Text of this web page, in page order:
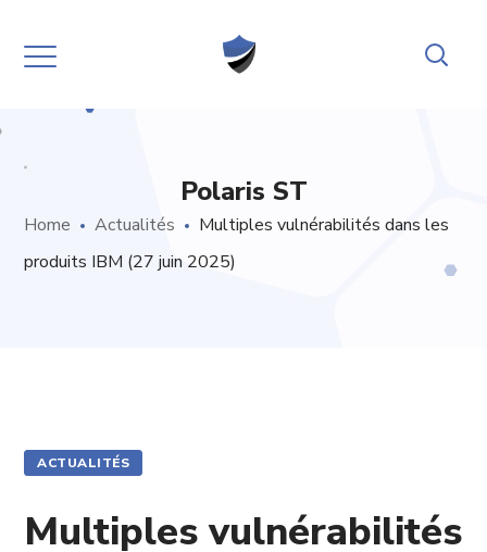
Polaris ST
Home Actualités
Multiples vulnérabilités dans les
produits IBM (27 juin 2025)
ACTUALITÉS
Multiples vulnérabilités